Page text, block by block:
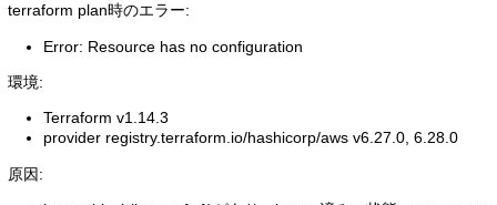
terraform plan時のエラー:
Error: Resource has no configuration
環境:
Terraform v1.14.3
provider registry.terraform.io/hashicorp/aws v6.27.0, 6.28.0
原因: